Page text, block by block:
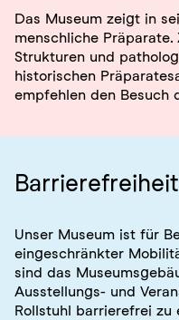
Das Museum zeigt in
menschliche
Strukturen und
historischen
empfehlen den Besuch
Barrierefreiheit
Unser Museum ist für
eingeschränkter
sind das
Ausstellungs- und
Rollstuhl barrierefrei zu